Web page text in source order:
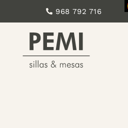
968 792 716